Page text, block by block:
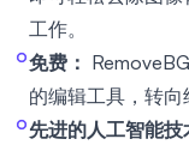
工作。
免费：
的编辑工具，转向
先进的人工智能技